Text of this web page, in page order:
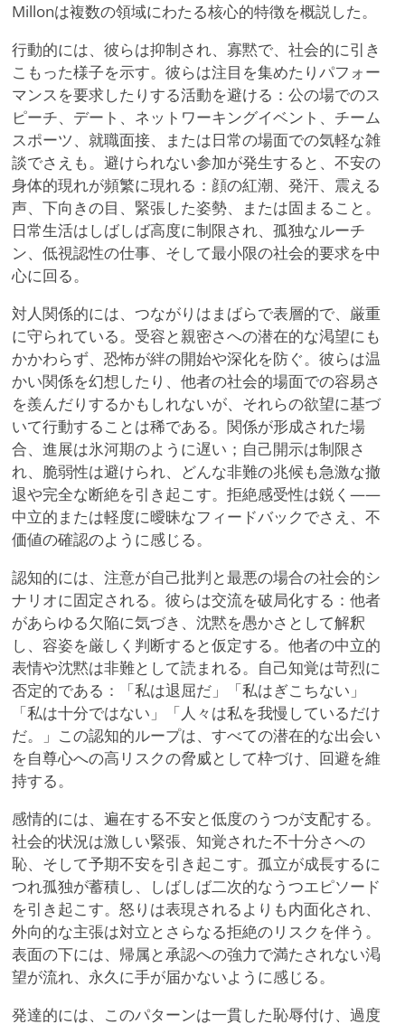
Millonは複数の領域にわたる核心的特徴を概説した。
行動的には、彼らは抑制され、寡黙で、社会的に引き
こもった様子を示す。彼らは注目を集めたりパフォー
マンスを要求したりする活動を避ける：公の場でのス
ピーチ、デート、ネットワーキングイベント、チーム
スポーツ、就職面接、または日常の場面での気軽な雑
談でさえも。避けられない参加が発生すると、不安の
身体的現れが頻繁に現れる：顔の紅潮、発汗、震える
声、下向きの目、緊張した姿勢、または固まること。
日常生活はしばしば高度に制限され、孤独なルーチ
ン、低視認性の仕事、そして最小限の社会的要求を中
心に回る。
対人関係的には、つながりはまばらで表層的で、厳重
に守られている。受容と親密さへの潜在的な渇望にも
かかわらず、恐怖が絆の開始や深化を防ぐ。彼らは温
かい関係を幻想したり、他者の社会的場面での容易さ
を羨んだりするかもしれないが、それらの欲望に基づ
いて行動することは稀である。関係が形成された場
合、進展は氷河期のように遅い；自己開示は制限さ
れ、脆弱性は避けられ、どんな非難の兆候も急激な撤
退や完全な断絶を引き起こす。拒絶感受性は鋭く——
中立的または軽度に曖昧なフィードバックでさえ、不
価値の確認のように感じる。
認知的には、注意が自己批判と最悪の場合の社会的シ
ナリオに固定される。彼らは交流を破局化する：他者
があらゆる欠陥に気づき、沈黙を愚かさとして解釈
し、容姿を厳しく判断すると仮定する。他者の中立的
表情や沈黙は非難として読まれる。自己知覚は苛烈に
否定的である：「私は退屈だ」「私はぎこちない」
「私は十分ではない」「人々は私を我慢しているだけ
だ。」この認知的ループは、すべての潜在的な出会い
を自尊心への高リスクの脅威として枠づけ、回避を維
持する。
感情的には、遍在する不安と低度のうつが支配する。
社会的状況は激しい緊張、知覚された不十分さへの
恥、そして予期不安を引き起こす。孤立が成長するに
つれ孤独が蓄積し、しばしば二次的なうつエピソード
を引き起こす。怒りは表現されるよりも内面化され、
外向的な主張は対立とさらなる拒絶のリスクを伴う。
表面の下には、帰属と承認への強力で満たされない渇
望が流れ、永久に手が届かないように感じる。
発達的には、このパターンは一貫した恥辱付け、過度